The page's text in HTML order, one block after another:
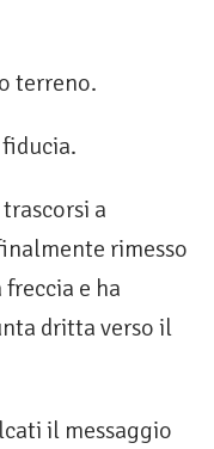
terreno.
a
rimesso
e ha
dritta verso il
il messaggio